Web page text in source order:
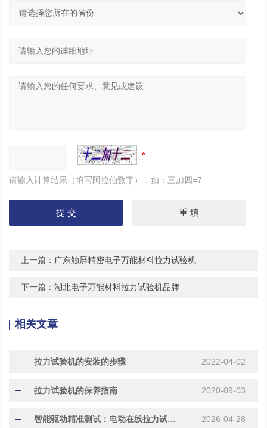
请输入计算结果（填写阿拉伯数字），如：三加四=7
上一篇： 广东触屏精密电子万能材料拉力试验机
下一篇：湖北电子万能材料拉力试验机品牌
相关文章
拉力试验机的安装的步骤 2022-04-02
拉力试验机的保养指南 2020-09-03
智能驱动精准测试：电动在线拉力试验机性能优势 2026-04-28